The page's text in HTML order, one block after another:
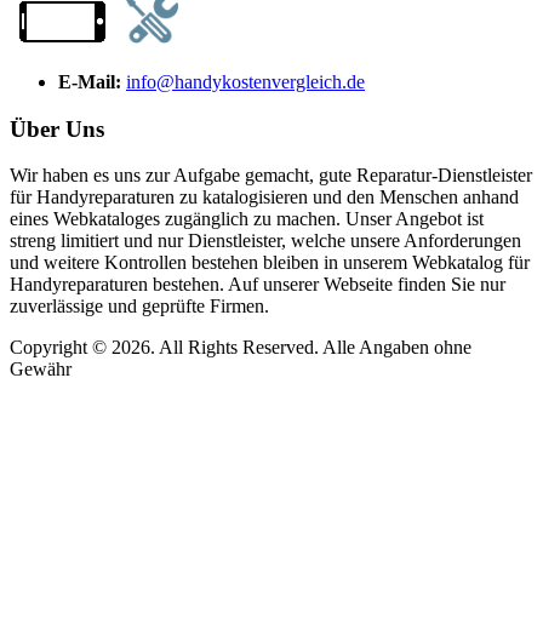
E-Mail: info@handykostenvergleich.de
Über Uns
Wir haben es uns zur Aufgabe gemacht, gute Reparatur-Dienstleister
für Handyreparaturen zu katalogisieren und den Menschen anhand
eines Webkataloges zugänglich zu machen. Unser Angebot ist
streng limitiert und nur Dienstleister, welche unsere Anforderungen
und weitere Kontrollen bestehen bleiben in unserem Webkatalog für
Handyreparaturen bestehen. Auf unserer Webseite finden Sie nur
zuverlässige und geprüfte Firmen.
Copyright © 2026. All Rights Reserved. Alle Angaben ohne
Gewähr